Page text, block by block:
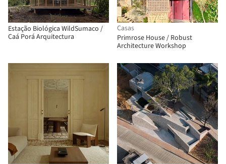
Estação Biológica WildSumaco /
Caá Porá Arquitectura
Casas
Primrose House / Robust
Architecture Workshop